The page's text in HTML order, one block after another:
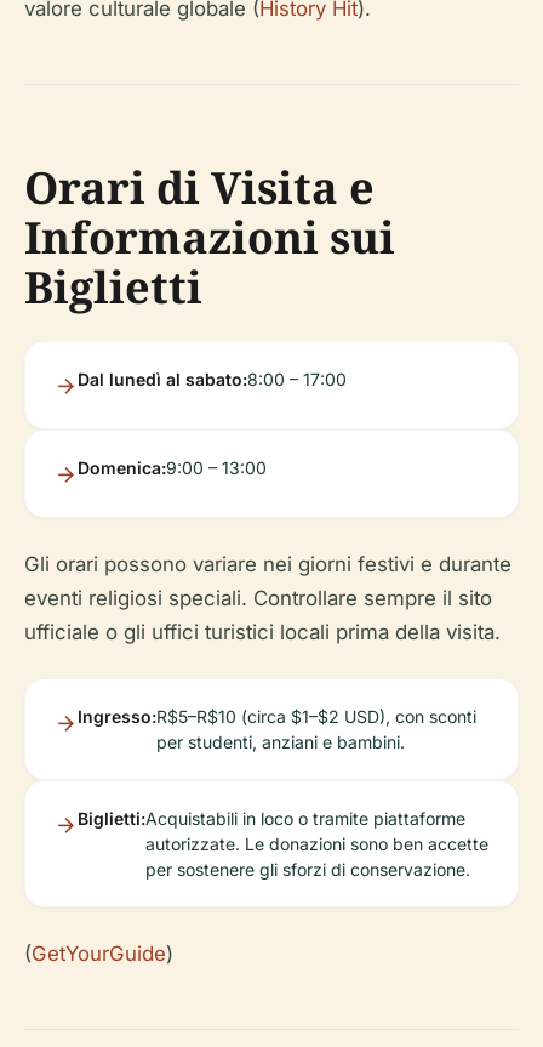
valore culturale globale (History Hit).
Orari di Visita e
Informazioni sui
Biglietti
Dal lunedì al sabato:8:00 – 17:00
Domenica:9:00 – 13:00
Gli orari possono variare nei giorni festivi e durante
eventi religiosi speciali. Controllare sempre il sito
ufficiale o gli uffici turistici locali prima della visita.
Ingresso:R$5–R$10 (circa $1–$2 USD), con sconti
per studenti, anziani e bambini.
Biglietti:Acquistabili in loco o tramite piattaforme
autorizzate. Le donazioni sono ben accette
per sostenere gli sforzi di conservazione.
(GetYourGuide)